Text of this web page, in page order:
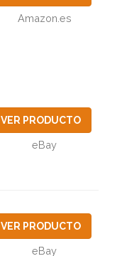
Amazon.es
VER PRODUCTO
eBay
VER PRODUCTO
eBay